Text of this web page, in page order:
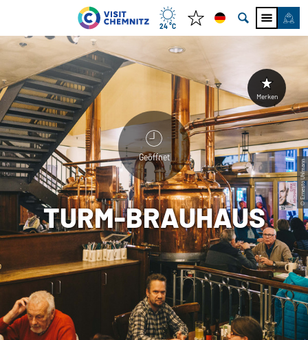
24 °C
© Ernesto Uhlmann
Geöffnet
TURM-BRAUHAUS
Merken